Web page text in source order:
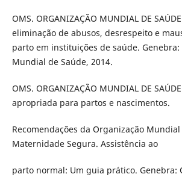
OMS. ORGANIZAÇÃO MUNDIAL DE
eliminação de abusos, desrespeito e
parto em instituições de saúde.
Mundial de Saúde, 2014.
OMS. ORGANIZAÇÃO MUNDIAL DE
apropriada para partos e nascimentos.
Recomendações da Organização Mundial
Maternidade Segura. Assistência ao
parto normal: Um guia prático. Genebra: